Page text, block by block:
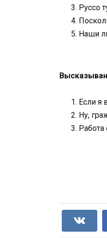
Руссо
Наши
Если я
Ну,
Работа